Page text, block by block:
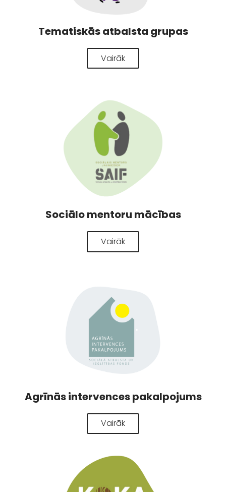
Tematiskās atbalsta grupas
Vairāk
Sociālo mentoru mācības
Vairāk
Agrīnās intervences pakalpojums
Vairāk